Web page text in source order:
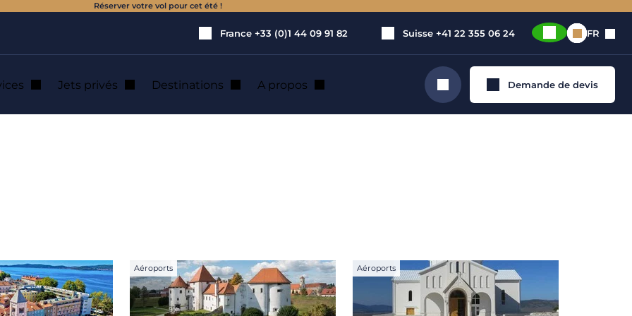
Réserver votre vol pour cet été !
France +33 (0)1 44 09 91 82 Suisse +41 22 355 06 24 FR
Jets privés Destinations A propos Rechercher Demande de devis
Aéroports Aéroports